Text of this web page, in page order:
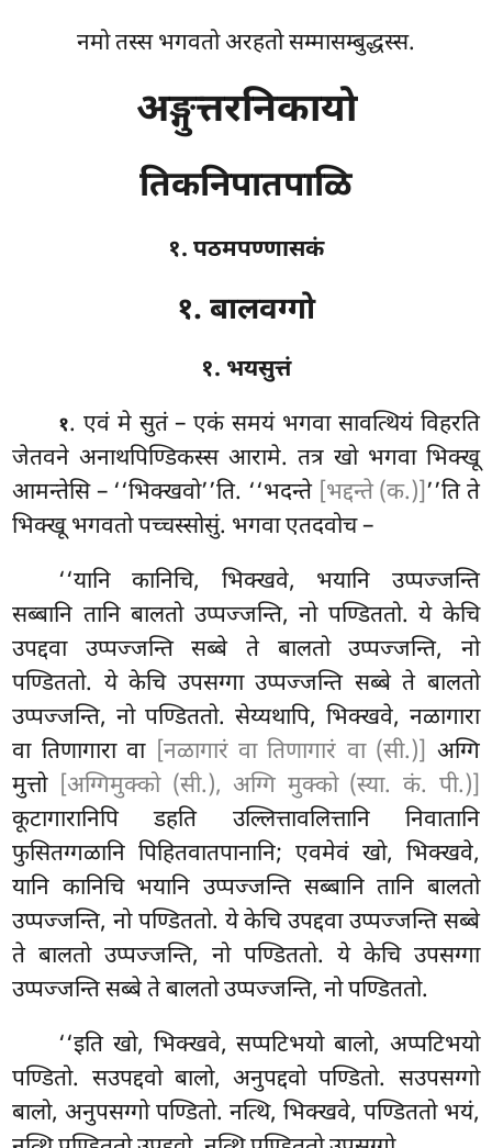
नमो तस्स भगवतो अरहतो सम्मासम्बुद्धस्स.
अङ्गुत्तरनिकायो
तिकनिपातपाळि
१. पठमपण्णासकं
१. बालवग्गो
१. भयसुत्तं
१. एवं मे सुतं – एकं समयं भगवा सावत्थियं विहरति
जेतवने अनाथपिण्डिकस्स आरामे. तत्र खो भगवा भिक्खू
आमन्तेसि – ‘‘भिक्खवो’’ति. ‘‘भदन्ते [भद्दन्ते (क.)]’’ति ते
भिक्खू भगवतो पच्चस्सोसुं. भगवा एतदवोच –
‘‘यानि कानिचि, भिक्खवे, भयानि उप्पज्जन्ति
सब्बानि तानि बालतो उप्पज्जन्ति, नो पण्डिततो. ये केचि
उपद्दवा उप्पज्जन्ति सब्बे ते बालतो उप्पज्जन्ति, नो
पण्डिततो. ये केचि उपसग्गा उप्पज्जन्ति सब्बे ते बालतो
उप्पज्जन्ति, नो पण्डिततो. सेय्यथापि, भिक्खवे, नळागारा
वा तिणागारा वा [नळागारं वा तिणागारं वा (सी.)] अग्गि
मुत्तो [अग्गिमुक्को (सी.), अग्गि मुक्को (स्या. कं. पी.)]
कूटागारानिपि डहति उल्लित्तावलित्तानि निवातानि
फुसितग्गळानि पिहितवातपानानि; एवमेवं खो, भिक्खवे,
यानि कानिचि भयानि उप्पज्जन्ति सब्बानि तानि बालतो
उप्पज्जन्ति, नो पण्डिततो. ये केचि उपद्दवा उप्पज्जन्ति सब्बे
ते बालतो उप्पज्जन्ति, नो पण्डिततो. ये केचि उपसग्गा
उप्पज्जन्ति सब्बे ते बालतो उप्पज्जन्ति, नो पण्डिततो.
‘‘इति खो, भिक्खवे, सप्पटिभयोबालो, अप्पटिभयो
पण्डितो. सउपद्दवो बालो, अनुपद्दवो पण्डितो. सउपसग्गो
बालो, अनुपसग्गो पण्डितो. नत्थि, भिक्खवे, पण्डिततो भयं,